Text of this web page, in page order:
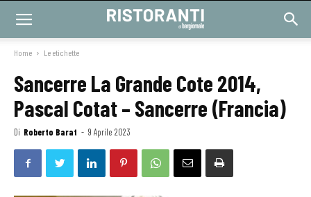
Home Le etichette
Sancerre La Grande Cote 2014,
Pascal Cotat – Sancerre (Francia)
Di Roberto Barat - 9 Aprile 2023